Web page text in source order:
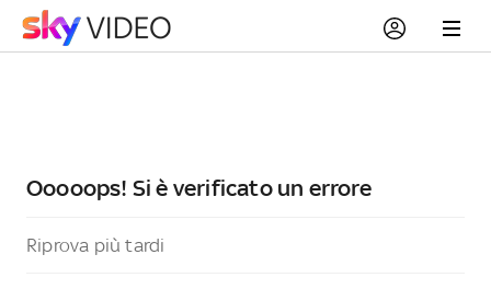
Ooooops! Si è verificato un errore
Riprova più tardi